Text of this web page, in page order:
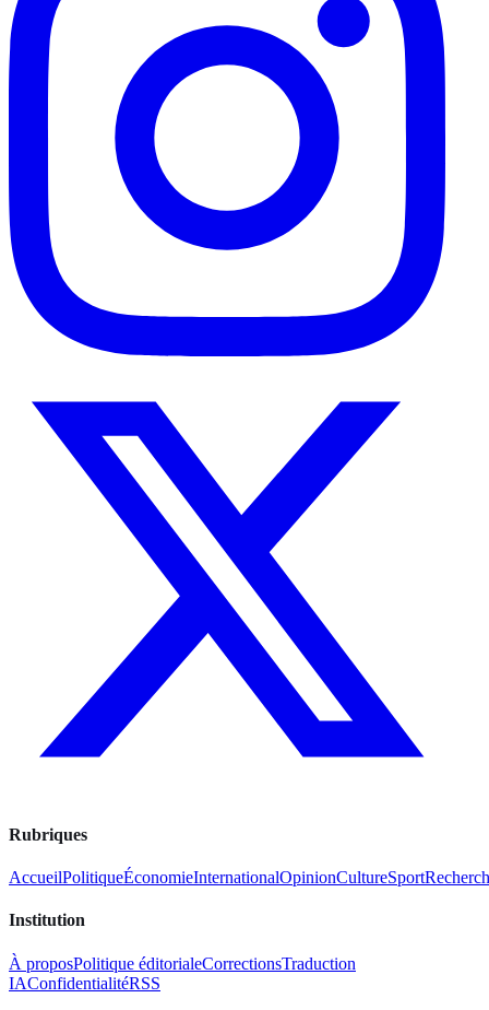
Rubriques
AccueilPolitiqueÉconomieInternationalOpinionCultureSport
Institution
À proposPolitique éditorialeCorrectionsTraduction
IAConfidentialitéRSS